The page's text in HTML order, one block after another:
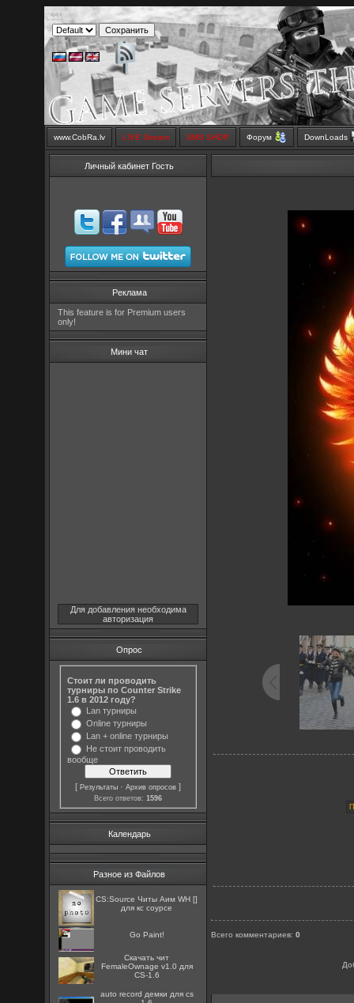
www.CobRa.lv LIVE Stream SMS SHOP Форум DownLoads
Личный кабинет Гость
Реклама
This feature is for Premium users
only!
Мини чат
Для добавления необходима
авторизация
Опрос
Стоит ли проводить
турниры по Counter Strike
1.6 в 2012 году?
Lan турниры
Online турниры
Lan + online турниры
Не стоит проводить
вообще
[Результаты ·Архив опросов ]
Всего ответов:1596
Календарь
Разное из Файлов
CS:Source Читы Аим WH []
для кс соурсе
Go Paint!
Скачать чит
FemaleOwnage v1.0 для
CS-1.6
auto record демки для cs
Всего комментариев:0